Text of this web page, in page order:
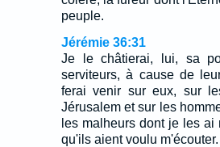
peuple.
Jérémie 36:31
Je le châtierai, lui, sa
serviteurs, à cause de
ferai venir sur eux, sur
Jérusalem et sur les
les malheurs dont je les ai
qu'ils aient voulu m'écouter.